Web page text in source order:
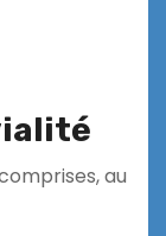
au